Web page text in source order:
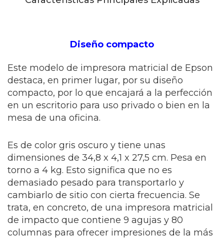
Diseño compacto
Este modelo de impresora matricial de Epson
destaca, en primer lugar, por su diseño
compacto, por lo que encajará a la perfección
en un escritorio para uso privado o bien en la
mesa de una oficina.
Es de color gris oscuro y tiene unas
dimensiones de 34,8 x 4,1 x 27,5 cm. Pesa en
torno a 4 kg. Esto significa que no es
demasiado pesado para transportarlo y
cambiarlo de sitio con cierta frecuencia. Se
trata, en concreto, de una impresora matricial
de impacto que contiene 9 agujas y 80
columnas para ofrecer impresiones de la más